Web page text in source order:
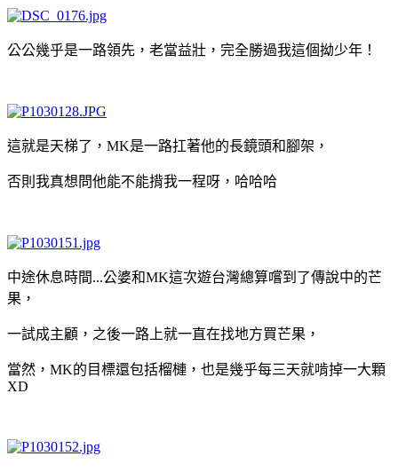
公公幾乎是一路領先，老當益壯，完全勝過我這個拗少年！
這就是天梯了，MK是一路扛著他的長鏡頭和腳架，
否則我真想問他能不能揹我一程呀，哈哈哈
中途休息時間...公婆和MK這次遊台灣總算嚐到了傳說中的芒
果，
一試成主顧，之後一路上就一直在找地方買芒果，
當然，MK的目標還包括榴槤，也是幾乎每三天就啃掉一大顆
XD